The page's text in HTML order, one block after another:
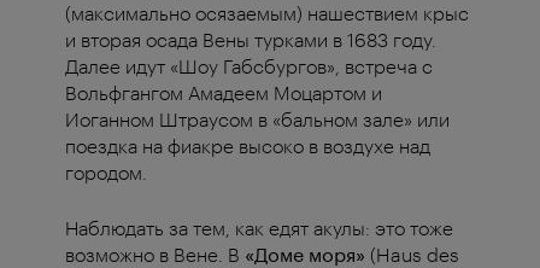
(максимально осязаемым) нашествием крыс
и вторая осада Вены турками в 1683 году.
Далее идут «Шоу Габсбургов», встреча с
Вольфгангом Амадеем Моцартом и
Иоганном Штраусом в «бальном зале» или
поездка на фиакре высоко в воздухе над
городом.
Наблюдать за тем, как едят акулы: это тоже
возможно в Вене. В «Доме моря» (Haus des